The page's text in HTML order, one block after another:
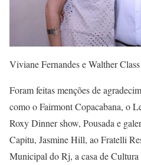
Viviane Fernandes e Walther
Foram feitas menções de
como o Fairmont Copacabana, o
Roxy Dinner show, Pousada e
Capitu, Jasmine Hill, ao Fratelli
Municipal do Rj, a casa de